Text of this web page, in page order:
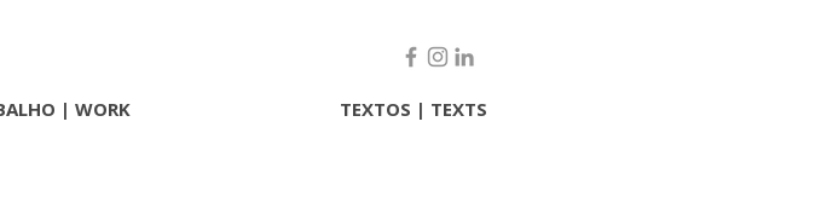
| WORK TEXTOS | TEXTS